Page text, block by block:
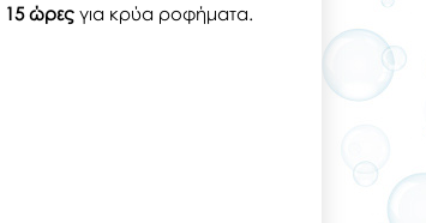
15 ώρες για κρύα ροφήματα.